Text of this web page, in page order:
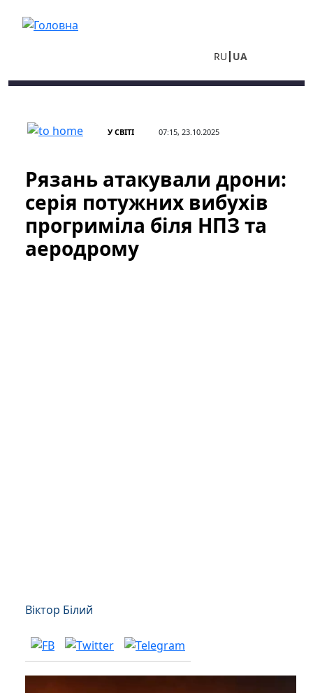
RU UA
У СВІТІ 07:15, 23.10.2025
Рязань атакували дрони:
серія потужних вибухів
прогриміла біля НПЗ та
аеродрому
Віктор Білий